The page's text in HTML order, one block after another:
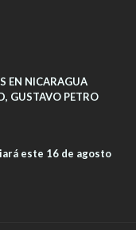
EN NICARAGUA
GUSTAVO PETRO
este 16 de agosto